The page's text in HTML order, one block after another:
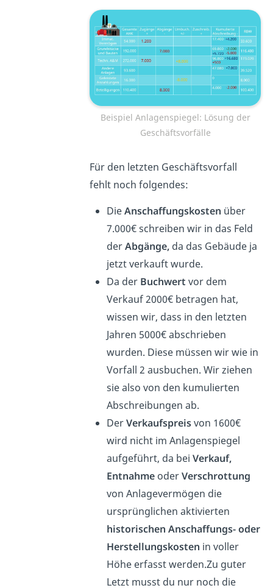
Beispiel Anlagenspiegel: Lösung der
Geschäftsvorfälle
Für den letzten Geschäftsvorfall
fehlt noch folgendes:
DieAnschaffungskosten über
7.000€ schreiben wir in das Feld
derAbgänge, da das Gebäude ja
jetzt verkauft wurde.
Da der Buchwert vor dem
Verkauf 2000€ betragen hat,
wissen wir, dass in den letzten
Jahren 5000€ abschrieben
wurden. Diese müssen wir wie in
Vorfall 2 ausbuchen. Wir ziehen
sie also von den kumulierten
Abschreibungen ab.
DerVerkaufspreisvon 1600€
wird nicht im Anlagenspiegel
aufgeführt, da beiVerkauf,
Entnahme oderVerschrottung
von Anlagevermögen die
ursprünglichen aktivierten
historischen Anschaffungs- oder
Herstellungskosten in voller
Höhe erfasst werden.Zu guter
Letzt musst du nur noch die